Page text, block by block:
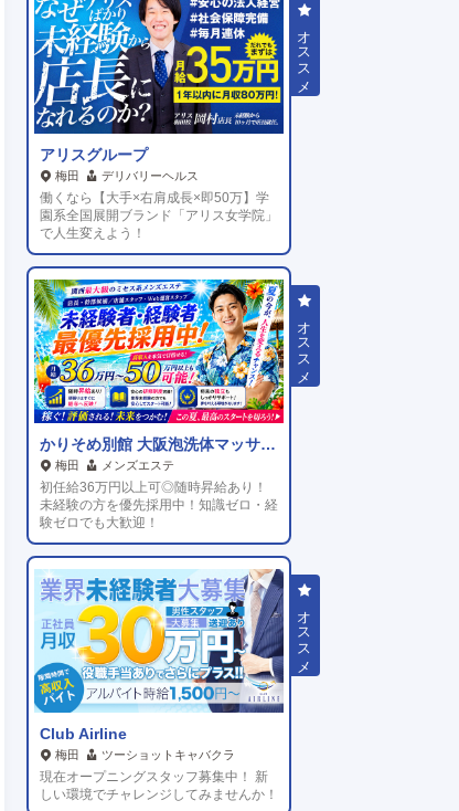
アリスグループ
梅田 デリバリーヘルス
働くなら【大手×右肩成長×即50万】学
園系全国展開ブランド「アリス女学院」
で人生変えよう！
かりそめ別館 大阪泡洗体マッサージ
梅田 メンズエステ
初任給36万円以上可◎随時昇給あり！
未経験の方を優先採用中！知識ゼロ・経
験ゼロでも大歓迎！
Club Airline
梅田 ツーショットキャバクラ
現在オープニングスタッフ募集中！ 新
しい環境でチャレンジしてみませんか！